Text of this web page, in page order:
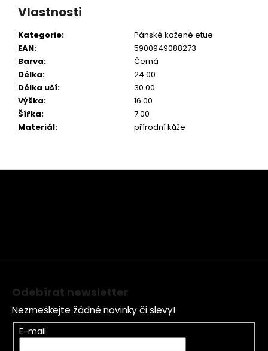
Vlastnosti
Kategorie:
Pánské kožené etue
EAN:
5900949088273
Barva:
Černá
Délka:
24.00
Délka uší:
30.00
Výška:
16.00
Šířka:
7.00
Materiál: přírodní kůže
Z
Odebírat newsletter
Nezmeškejte žádné novinky či slevy!
E-mail